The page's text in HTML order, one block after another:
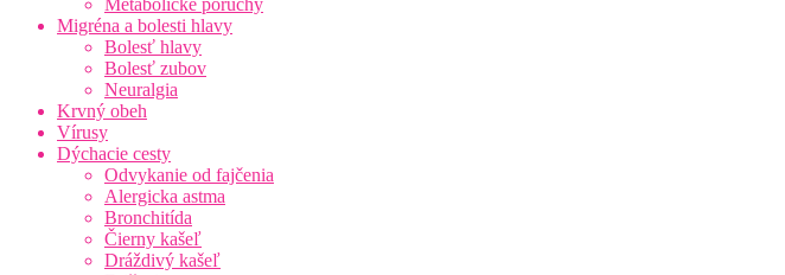
Migréna a bolesti hlavy
Bolesť hlavy
Bolesť zubov
Neuralgia
Krvný obeh
Vírusy
Dýchacie cesty
Odvykanie od fajčenia
Alergicka astma
Bronchitída
Čierny kašeľ
Dráždivý kašeľ